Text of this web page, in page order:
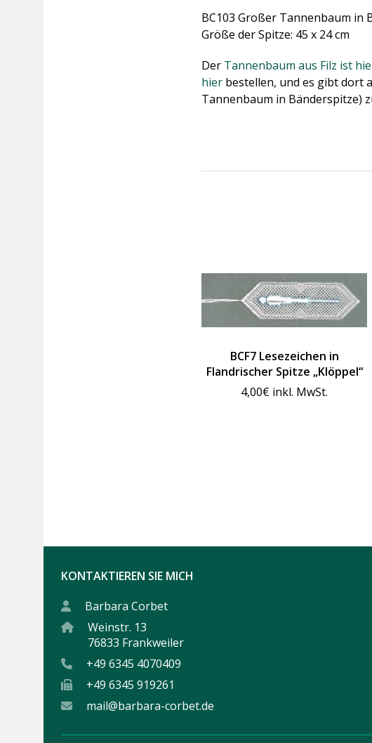
BC103 Großer Tannenbaum in
Größe der Spitze: 45 x 24 cm
Der Tannenbaum aus Filz ist
hier bestellen, und es gibt dort
Tannenbaum in Bänderspitze)
BCF7 Lesezeichen in
Flandrischer Spitze „Klöppel“
4,00€ inkl. MwSt.
KONTAKTIEREN SIE MICH
Barbara Corbet
Weinstr. 13
76833 Frankweiler
+49 6345 4070409
+49 6345 919261
mail@barbara-corbet.de